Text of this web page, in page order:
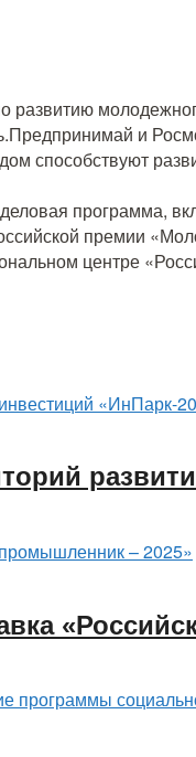
и
способствуют
программа,
премии
центре